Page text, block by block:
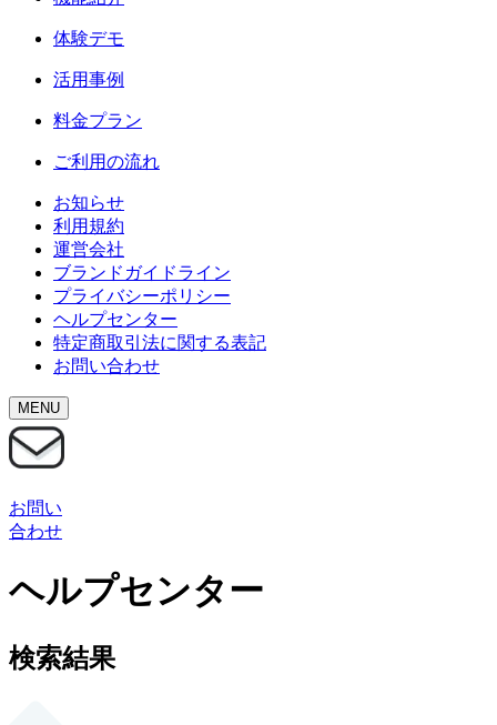
体験デモ
活用事例
料金プラン
ご利用の流れ
お知らせ
利用規約
運営会社
ブランドガイドライン
プライバシーポリシー
ヘルプセンター
特定商取引法に関する表記
お問い合わせ
MENU
お問い
合わせ
ヘルプセンター
検索結果